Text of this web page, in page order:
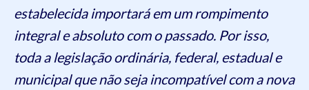
estabelecida importará em um rompimento
integral e absoluto com o passado. Por isso,
toda a legislação ordinária, federal, estadual e
municipal que não seja incompatível com a nova